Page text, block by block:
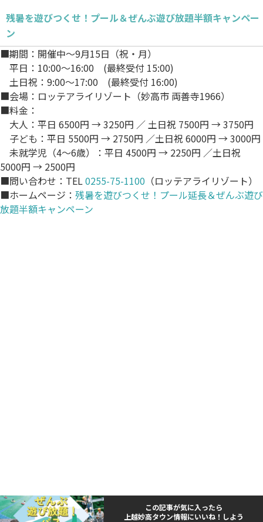
残暑を遊びつくせ！プール＆ぜんぶ遊び放題半額キャンペー
ン
■期間：開催中～9月15日（祝・月）
平日：10:00～16:00 (最終受付 15:00)
土日祝：9:00～17:00 (最終受付 16:00)
■会場：ロッテアライリゾート（妙高市 両善寺1966）
■料金：
大人：平日 6500円 → 3250円 ／ 土日祝 7500円 → 3750円
子ども：平日 5500円 → 2750円 ／土日祝 6000円 → 3000円
未就学児（4～6歳）：平日 4500円 → 2250円 ／土日祝
5000円 → 2500円
■問い合わせ：TEL0255-75-1100 （ロッテアライリゾート）
■ホームページ： 残暑を遊びつくせ！プール延長＆ぜんぶ遊び
放題半額キャンペーン
この記事が気に入ったら
上越妙高タウン情報にいいね！しよう